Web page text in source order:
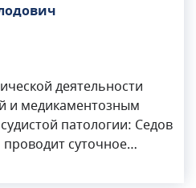
деятельности
и медикаментозным
патологии: Седов
суточное